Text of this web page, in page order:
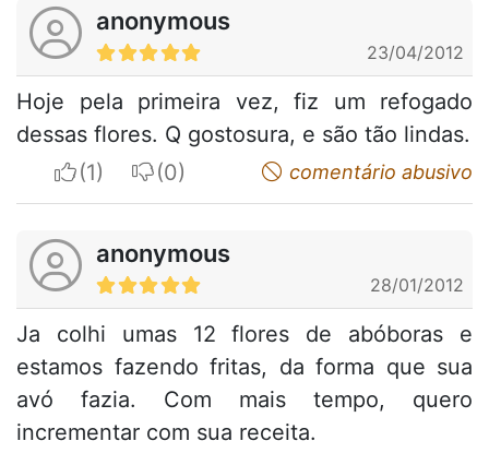
anonymous
23/04/2012
Hoje pela primeira vez, fiz um refogado
dessas flores. Q gostosura, e são tão lindas.
I apreciateI do not appreciatecomentário abusivo
anonymous
28/01/2012
Ja colhi umas 12 flores de abóboras e
estamos fazendo fritas, da forma que sua
avó fazia. Com mais tempo, quero
incrementar com sua receita.